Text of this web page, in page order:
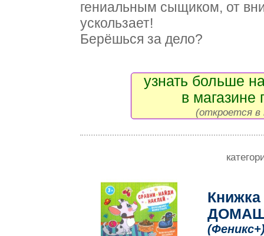
гениальным сыщиком, от
ускользает!
Берёшься за дело?
узнать больше
в магазине
(откроется в